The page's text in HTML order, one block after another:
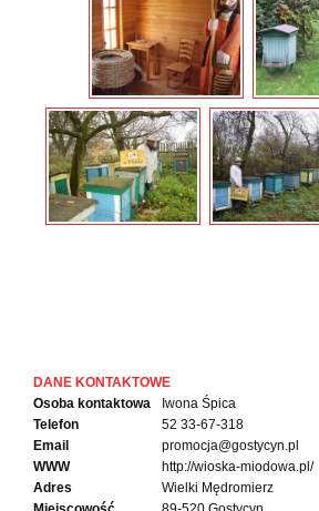
DANE KONTAKTOWE
Osoba kontaktowa
Iwona Śpica
Telefon
52 33-67-318
Email
promocja@gostycyn.pl
WWW
http://wioska-miodowa.pl/
Adres
Wielki Mędromierz